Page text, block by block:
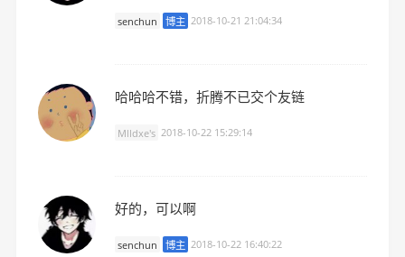
senchun 博主 2018-10-21 21:04:34
哈哈哈不错，折腾不已交个友链
Mlldxe's 2018-10-22 15:29:14
好的，可以啊
senchun 博主 2018-10-22 16:40:22